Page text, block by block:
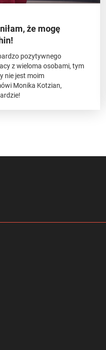
że mogę
pozytywnego
z wieloma osobami, tym
nie jest moim
Monika Kotzian,